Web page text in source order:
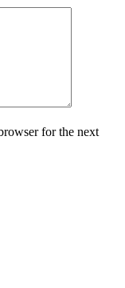
for the next